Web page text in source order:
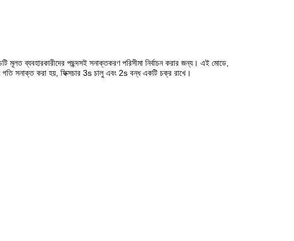
মূলত ব্যবহারকারীদের পছন্দসই সনাক্তকরণ পরিসীমা নির্বাচন করার জন্য। এই মোডে,
গতি সনাক্ত করা হয়, ফিক্সচার 3s চালু এবং 2s বন্ধ একটি চক্র রাখে।